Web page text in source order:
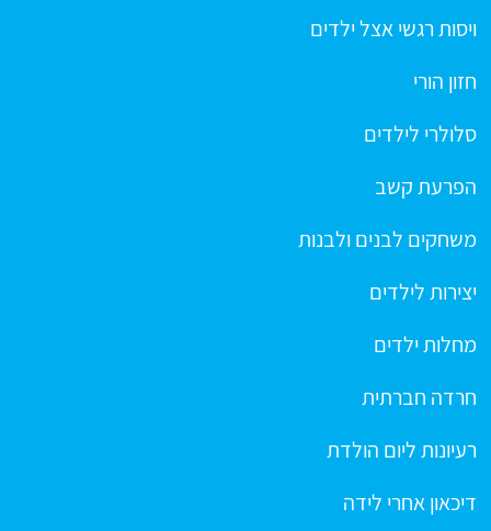
ויסות רגשי אצל ילדים
חזון הורי
סלולרי לילדים
הפרעת קשב
משחקים לבנים ולבנות
יצירות לילדים
מחלות ילדים
חרדה חברתית
רעיונות ליום הולדת
דיכאון אחרי לידה